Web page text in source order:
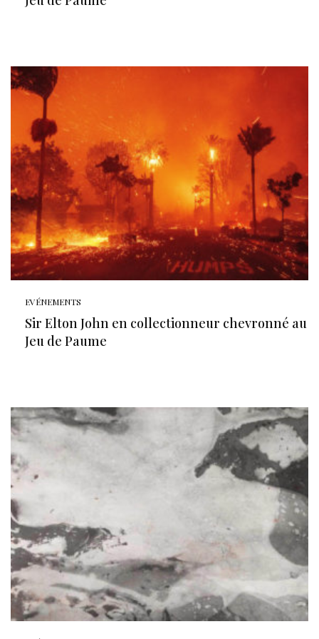
EVÉNEMENTS
Sir Elton John en collectionneur chevronné au
Jeu de Paume